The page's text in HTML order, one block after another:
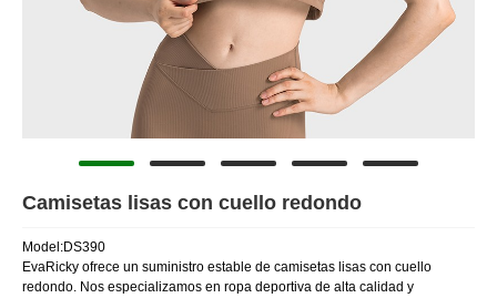
Camisetas lisas con cuello redondo
Model:DS390
EvaRicky ofrece un suministro estable de camisetas lisas con cuello
redondo. Nos especializamos en ropa deportiva de alta calidad y